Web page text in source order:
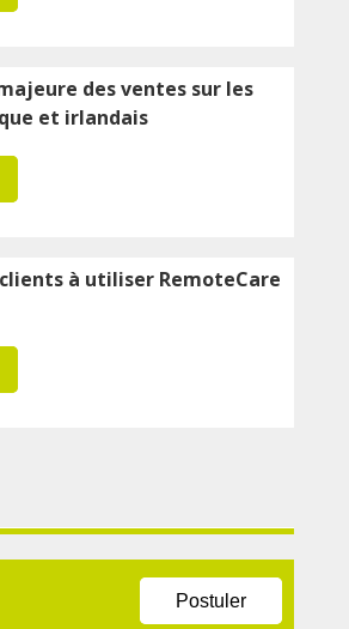
des ventes sur les
et irlandais
à utiliser RemoteCare
Postuler